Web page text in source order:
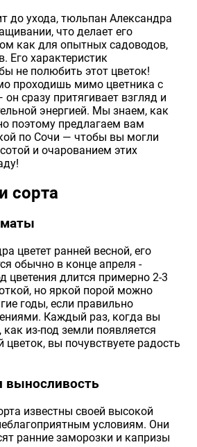
до ухода, тюльпан Александра
что делает его
как для опытных садоводов,
Его характеристик
не полюбить этот цветок!
проходишь мимо цветника с
сразу притягивает взгляд и
энергией. Мы знаем, как
поэтому предлагаем вам
по Сочи — чтобы вы могли
и очарованием этих
сорта
цветет ранней весной, его
обычно в конце апреля -
цветения длится примерно 2-3
но яркой порой можно
годы, если правильно
Каждый раз, когда вы
из-под земли появляется
цветок, вы почувствуете радость
выносливость
известны своей высокой
условиям. Они
ранние заморозки и капризы